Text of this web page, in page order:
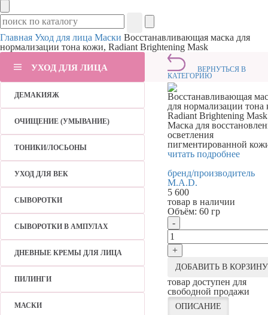
Главная Уход для лица Маски Восстанавливающая маска для
нормализации тона кожи, Radiant Brightening Mask
УХОД ДЛЯ ЛИЦА
ДЕМАКИЯЖ
ОЧИЩЕНИЕ (УМЫВАНИЕ)
ТОНИКИ/ЛОСЬОНЫ
УХОД ДЛЯ ВЕК
СЫВОРОТКИ
СЫВОРОТКИ В АМПУЛАХ
ДНЕВНЫЕ КРЕМЫ ДЛЯ ЛИЦА
ПИЛИНГИ
МАСКИ
ВЕРНУТЬСЯ В
КАТЕГОРИЮ
Восстанавливающая
для нормализации тона
Radiant Brightening Mask
Маска для
осветления
пигментированной
читать подробнее
бренд/производитель
M.A.D.
5 600
товар в наличии
Объём: 60 гр
-
+
ДОБАВИТЬ В КОРЗИНУ
товар доступен для
свободной продажи
ОПИСАНИЕ